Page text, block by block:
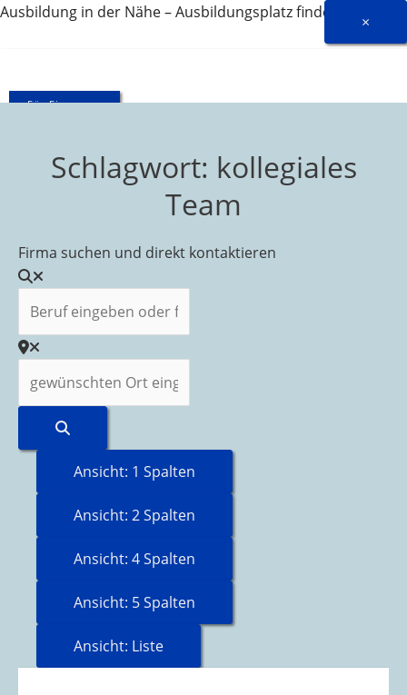
Zum
Ausbildung in der Nähe – Ausbildungsplatz finden
Für Firmen ...
Schlagwort: kollegiales
Team
Firma suchen und direkt kontaktieren
Beruf eingeben oder frei lassen
gewünschten Ort eingeben
Ansicht: 1 Spalten
Ansicht: 2 Spalten
Ansicht: 4 Spalten
Ansicht: 5 Spalten
Ansicht: Liste
Archiv
×